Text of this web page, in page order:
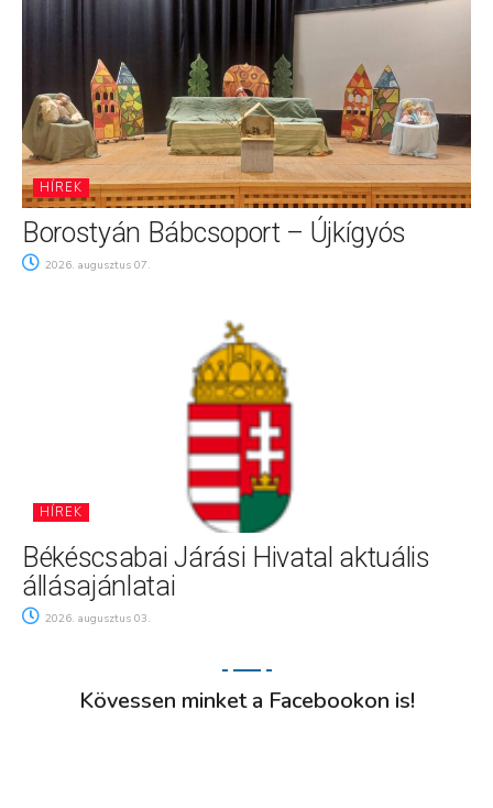
HÍREK
Borostyán Bábcsoport – Újkígyós
2026. augusztus 07.
HÍREK
Békéscsabai Járási Hivatal aktuális
állásajánlatai
2026. augusztus 03.
Kövessen minket a Facebookon is!